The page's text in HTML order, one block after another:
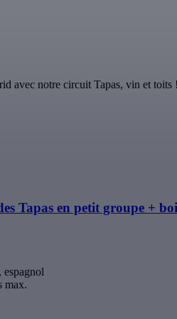
avec notre circuit Tapas, vin et toits !
Tapas en petit groupe +
espagnol
max.